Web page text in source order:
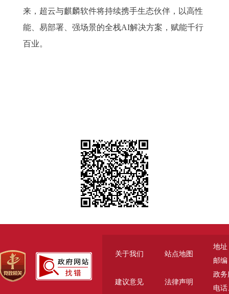
来，超云与麒麟软件将持续携手生态伙伴，以高性
能、易部署、强场景的全栈AI解决方案，赋能千行
百业。
关于我们 站点地图
建议意见 法律声明
地址
邮编
政务
电话